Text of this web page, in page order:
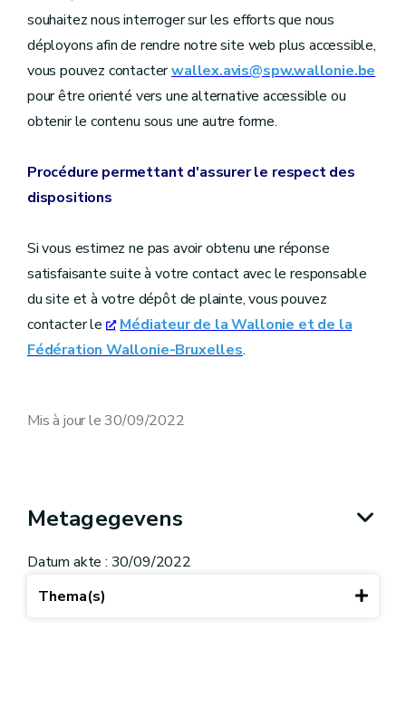
souhaitez nous interroger sur les efforts que nous
déployons afin de rendre notre site web plus accessible,
vous pouvez contacterwallex.avis@spw.wallonie.be
pour être orienté vers une alternative accessible ou
obtenir le contenu sous une autre forme.
Procédure permettant d'assurer le respect des
dispositions
Si vous estimez ne pas avoir obtenu une réponse
satisfaisante suite à votre contact avec le responsable
du site et à votre dépôt de plainte, vous pouvez
contacter le
Médiateur de la Wallonie et de la
Fédération Wallonie-Bruxelles.
Mis à jour le 30/09/2022
Metagegevens
Datum akte : 30/09/2022
Thema(s)